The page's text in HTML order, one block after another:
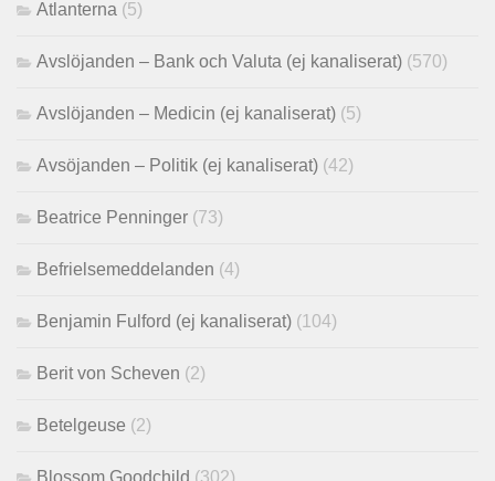
Atlanterna (5)
Avslöjanden – Bank och Valuta (ej kanaliserat) (570)
Avslöjanden – Medicin (ej kanaliserat) (5)
Avsöjanden – Politik (ej kanaliserat) (42)
Beatrice Penninger (73)
Befrielsemeddelanden (4)
Benjamin Fulford (ej kanaliserat) (104)
Berit von Scheven (2)
Betelgeuse (2)
Blossom Goodchild (302)